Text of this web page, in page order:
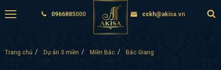
0966885000 cskh@akisa.vn
Trang chủ Dự án 3 miền Miền Bắc Bắc Giang